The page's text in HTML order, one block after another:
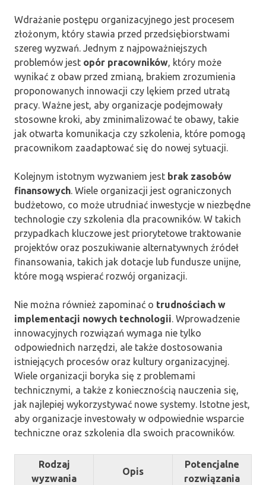
Wdrażanie postępu organizacyjnego jest procesem
złożonym, który stawia przed przedsiębiorstwami
szereg wyzwań. Jednym z najpoważniejszych
problemów jest opór pracowników, który może
wynikać z obaw przed zmianą, brakiem zrozumienia
proponowanych innowacji czy lękiem przed utratą
pracy. Ważne jest, aby organizacje podejmowały
stosowne kroki, aby zminimalizować te obawy, takie
jak otwarta komunikacja czy szkolenia, które pomogą
pracownikom zaadaptować się do nowej sytuacji.
Kolejnym istotnym wyzwaniem jest brak zasobów
finansowych. Wiele organizacji jest ograniczonych
budżetowo, co może utrudniać inwestycje w niezbędne
technologie czy szkolenia dla pracowników. W takich
przypadkach kluczowe jest priorytetowe traktowanie
projektów oraz poszukiwanie alternatywnych źródeł
finansowania, takich jak dotacje lub fundusze unijne,
które mogą wspierać rozwój organizacji.
Nie można również zapominać o trudnościach w
implementacji nowych technologii. Wprowadzenie
innowacyjnych rozwiązań wymaga nie tylko
odpowiednich narzędzi, ale także dostosowania
istniejących procesów oraz kultury organizacyjnej.
Wiele organizacji boryka się z problemami
technicznymi, a także z koniecznością nauczenia się,
jak najlepiej wykorzystywać nowe systemy. Istotne jest,
aby organizacje investowały w odpowiednie wsparcie
techniczne oraz szkolenia dla swoich pracowników.
Rodzaj
wyzwania
Opis
Potencjalne
rozwiązania